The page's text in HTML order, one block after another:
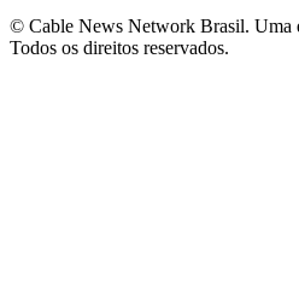
© Cable News Network Brasil.
Todos os direitos reservados.